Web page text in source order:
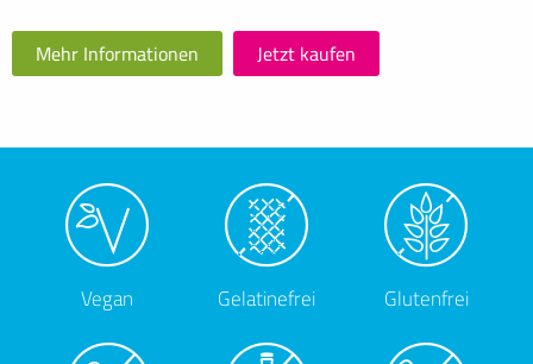
Mehr Informationen Jetzt kaufen
BASOSYX® CLASSIC
APOTHEKEN VOR ORT
Vegan Gelatinefrei Glutenfrei